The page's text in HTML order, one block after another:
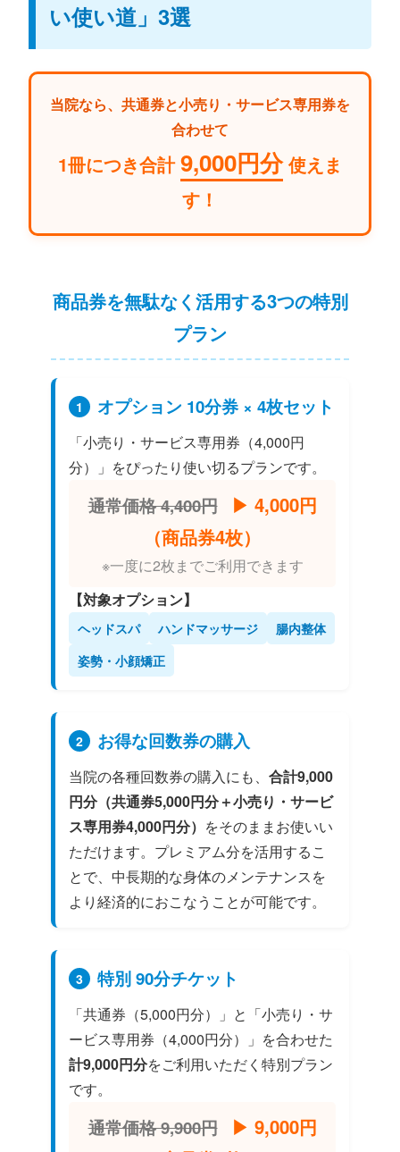
い使い道」3選
当院なら、共通券と小売り・サービス専用券を
合わせて
1冊につき合計9,000円分使えま
す！
商品券を無駄なく活用する3つの特別
プラン
1 オプション 10分券 × 4枚セット
「小売り・サービス専用券（4,000円
分）」をぴったり使い切るプランです。
通常価格 4,400円
▶︎ 4,000円
（商品券4枚）
※一度に2枚までご利用できます
【対象オプション】
ヘッドスパ ハンドマッサージ
腸内整体
姿勢・小顔矯正
2 お得な回数券の購入
当院の各種回数券の購入にも、 合計9,000
円分（共通券5,000円分＋小売り・サービ
ス専用券4,000円分） をそのままお使いい
ただけます。プレミアム分を活用するこ
とで、中長期的な身体のメンテナンスを
より経済的におこなうことが可能です。
3 特別 90分チケット
「共通券（5,000円分）」と「小売り・サ
ービス専用券（4,000円分）」を合わせた
計9,000円分をご利用いただく特別プラン
です。
通常価格 9,900円
▶︎ 9,000円